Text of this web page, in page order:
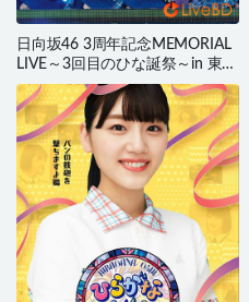
日向坂46 3周年記念MEMORIAL
LIVE～3回目のひな誕祭～in 東京
ドーム -DAY1 & DAY2- [完全生
産限定盤] (3BD) (2022) BD蓝光
原盘 101.2G